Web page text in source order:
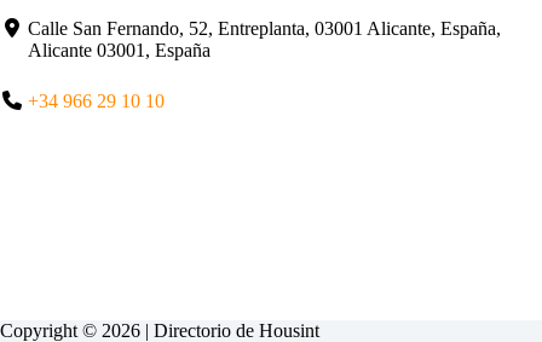
Calle San Fernando, 52, Entreplanta, 03001 Alicante, España,
Alicante 03001, España
+34 966 29 10 10
Copyright © 2026 | Directorio de Housint